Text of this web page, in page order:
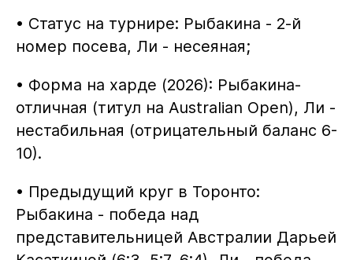
• Статус на турнире: Рыбакина - 2-й
номер посева, Ли - несеяная;
• Форма на харде (2026): Рыбакина-
отличная (титул на Australian Open), Ли -
нестабильная (отрицательный баланс 6-
10).
• Предыдущий круг в Торонто:
Рыбакина - победа над
представительницей Австралии Дарьей